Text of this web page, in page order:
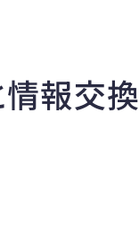
報交換